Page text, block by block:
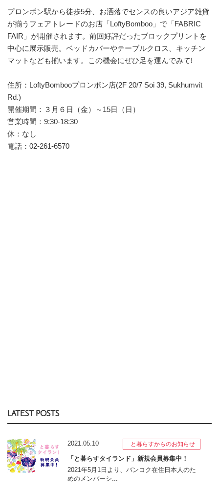
プロンポン駅から徒歩5分、お洒落でセンスの良いアジア雑貨
が揃うフェアトレードのお店「LoftyBomboo」で「FABRIC
FAIR」が開催されます。前回好評だったブロックプリントを
中心に展示販売。ベッドカバーやテーブルクロス、キッチン
マットなども揃います。この機会にぜひ足を運んでみて!
住所：LoftyBombooプロンポン店(2F 20/7 Soi 39, Sukhumvit
Rd.)
開催期間：３月６日（金）～15日（日）
営業時間：9:30-18:30
休：なし
電話：02-261-6570
LATEST POSTS
2021.05.10 と暮らすからのお知らせ
「と暮らすタイランド」新規会員募集中！
2021年5月1日より、バンコク在住日本人のた
めのメンバーシ...